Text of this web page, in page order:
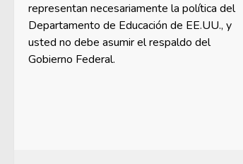
representan necesariamente la política del
Departamento de Educación de EE.UU., y
usted no debe asumir el respaldo del
Gobierno Federal.